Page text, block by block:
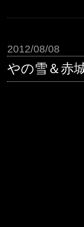
2012/08/08
やの雪＆赤